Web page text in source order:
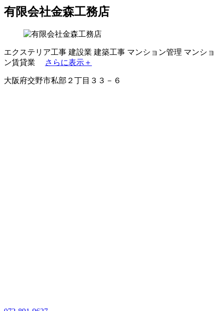
有限会社金森工務店
エクステリア工事 建設業 建築工事 マンション管理 マンショ
ン賃貸業
さらに表示＋
大阪府交野市私部２丁目３３－６